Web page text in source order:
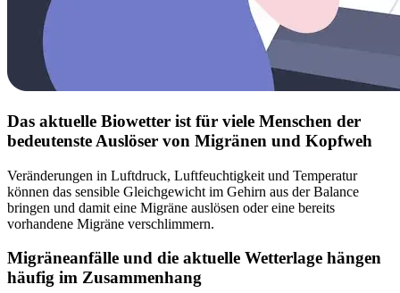
Das aktuelle Biowetter ist für viele Menschen der
bedeutenste Auslöser von Migränen und Kopfweh
Veränderungen in Luftdruck, Luftfeuchtigkeit und Temperatur
können das sensible Gleichgewicht im Gehirn aus der Balance
bringen und damit eine Migräne auslösen oder eine bereits
vorhandene Migräne verschlimmern.
Migräneanfälle und die aktuelle Wetterlage hängen
häufig im Zusammenhang